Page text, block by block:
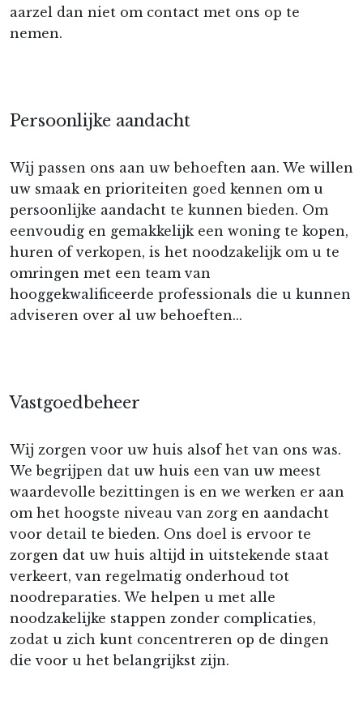
aarzel dan niet om contact met ons op te
nemen.
Persoonlijke aandacht
Wij passen ons aan uw behoeften aan. We willen
uw smaak en prioriteiten goed kennen om u
persoonlijke aandacht te kunnen bieden. Om
eenvoudig en gemakkelijk een woning te kopen,
huren of verkopen, is het noodzakelijk om u te
omringen met een team van
hooggekwalificeerde professionals die u kunnen
adviseren over al uw behoeften...
Vastgoedbeheer
Wij zorgen voor uw huis alsof het van ons was.
We begrijpen dat uw huis een van uw meest
waardevolle bezittingen is en we werken er aan
om het hoogste niveau van zorg en aandacht
voor detail te bieden. Ons doel is ervoor te
zorgen dat uw huis altijd in uitstekende staat
verkeert, van regelmatig onderhoud tot
noodreparaties. We helpen u met alle
noodzakelijke stappen zonder complicaties,
zodat u zich kunt concentreren op de dingen
die voor u het belangrijkst zijn.